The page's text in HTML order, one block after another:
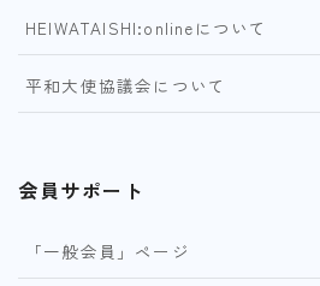
HEIWATAISHI:onlineについて
平和大使協議会について
会員サポート
「一般会員」ページ